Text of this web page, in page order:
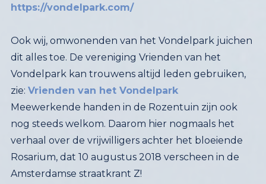
https://vondelpark.com/
Ook wij, omwonenden van het Vondelpark juichen
dit alles toe. De vereniging Vrienden van het
Vondelpark kan trouwens altijd leden gebruiken,
zie: Vrienden van het Vondelpark
Meewerkende handen in de Rozentuin zijn ook
nog steeds welkom. Daarom hier nogmaals het
verhaal over de vrijwilligers achter het bloeiende
Rosarium, dat 10 augustus 2018 verscheen in de
Amsterdamse straatkrant Z!